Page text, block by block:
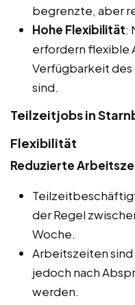
begrenzte, aber
Hohe Flexibilität:
erfordern flexible
Verfügbarkeit
sind.
Teilzeitjobs in
Flexibilität
Reduzierte
der Regel
Woche.
Arbeitszeiten
jedoch nach
werden.